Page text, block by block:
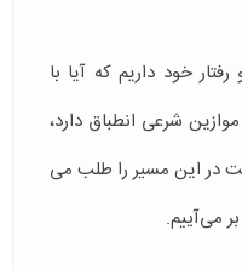
خود داریم که آیا با
شرعی انطباق دارد،
در این مسیر را طلب می
می‌آییم.